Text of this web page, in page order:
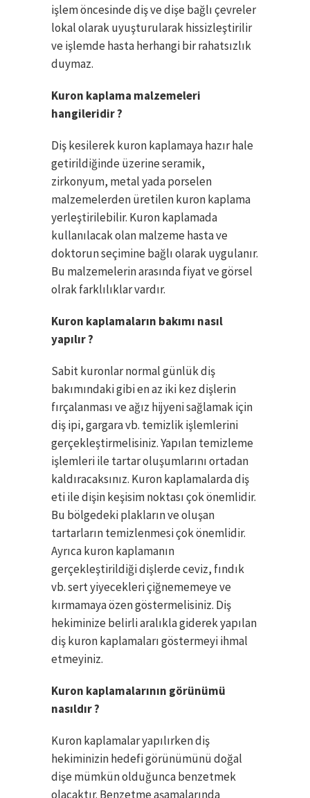
işlem öncesinde diş ve dişe bağlı çevreler
lokal olarak uyuşturularak hissizleştirilir
ve işlemde hasta herhangi bir rahatsızlık
duymaz.
Kuron kaplama malzemeleri
hangileridir ?
Diş kesilerek kuron kaplamaya hazır hale
getirildiğinde üzerine seramik,
zirkonyum, metal yada porselen
malzemelerden üretilen kuron kaplama
yerleştirilebilir. Kuron kaplamada
kullanılacak olan malzeme hasta ve
doktorun seçimine bağlı olarak uygulanır.
Bu malzemelerin arasında fiyat ve görsel
olrak farklılıklar vardır.
Kuron kaplamaların bakımı nasıl
yapılır ?
Sabit kuronlar normal günlük diş
bakımındaki gibi en az iki kez dişlerin
fırçalanması ve ağız hijyeni sağlamak için
diş ipi, gargara vb. temizlik işlemlerini
gerçekleştirmelisiniz. Yapılan temizleme
işlemleri ile tartar oluşumlarını ortadan
kaldıracaksınız. Kuron kaplamalarda diş
eti ile dişin keşisim noktası çok önemlidir.
Bu bölgedeki plakların ve oluşan
tartarların temizlenmesi çok önemlidir.
Ayrıca kuron kaplamanın
gerçekleştirildiği dişlerde ceviz, fındık
vb. sert yiyecekleri çiğnememeye ve
kırmamaya özen göstermelisiniz. Diş
hekiminize belirli aralıkla giderek yapılan
diş kuron kaplamaları göstermeyi ihmal
etmeyiniz.
Kuron kaplamalarının görünümü
nasıldır ?
Kuron kaplamalar yapılırken diş
hekiminizin hedefi görünümünü doğal
dişe mümkün olduğunca benzetmek
olacaktır. Benzetme aşamalarında